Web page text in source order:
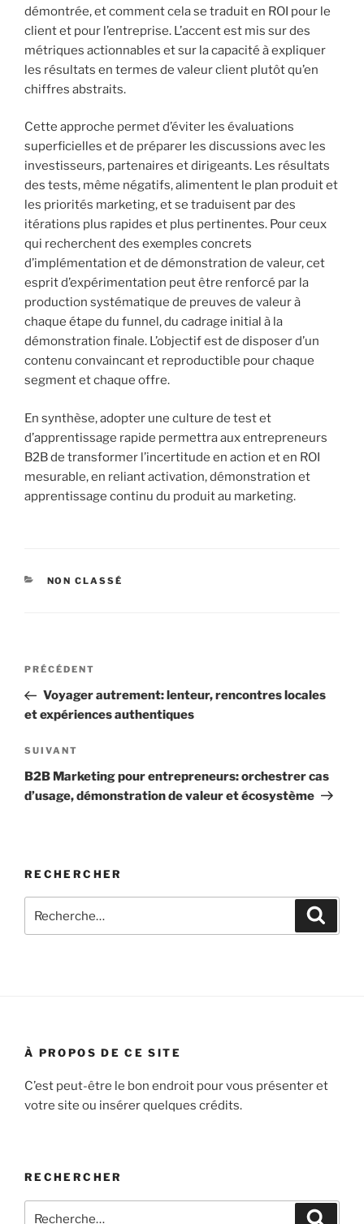
démontrée, et comment cela se traduit en ROI pour le
client et pour l’entreprise. L’accent est mis sur des
métriques actionnables et sur la capacité à expliquer
les résultats en termes de valeur client plutôt qu’en
chiffres abstraits.
Cette approche permet d’éviter les évaluations
superficielles et de préparer les discussions avec les
investisseurs, partenaires et dirigeants. Les résultats
des tests, même négatifs, alimentent le plan produit et
les priorités marketing, et se traduisent par des
itérations plus rapides et plus pertinentes. Pour ceux
qui recherchent des exemples concrets
d’implémentation et de démonstration de valeur, cet
esprit d’expérimentation peut être renforcé par la
production systématique de preuves de valeur à
chaque étape du funnel, du cadrage initial à la
démonstration finale. L’objectif est de disposer d’un
contenu convaincant et reproductible pour chaque
segment et chaque offre.
En synthèse, adopter une culture de test et
d’apprentissage rapide permettra aux entrepreneurs
B2B de transformer l’incertitude en action et en ROI
mesurable, en reliant activation, démonstration et
apprentissage continu du produit au marketing.
CATÉGORIES
NON CLASSÉ
Navigation
l’article
Article
précédent
PRÉCÉDENT
Voyager autrement: lenteur, rencontres locales
et expériences authentiques
Article
suivant
SUIVANT
B2B Marketing pour entrepreneurs: orchestrer cas
d’usage, démonstration de valeur et écosystème
RECHERCHER
pour
À PROPOS DE CE SITE
C’est peut-être le bon endroit pour vous présenter et
votre site ou insérer quelques crédits.
RECHERCHER